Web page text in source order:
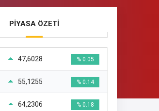
PİYASA ÖZETİ
47,6028 % 0.05
55,1255 % 0.14
64,2306 % 0.18